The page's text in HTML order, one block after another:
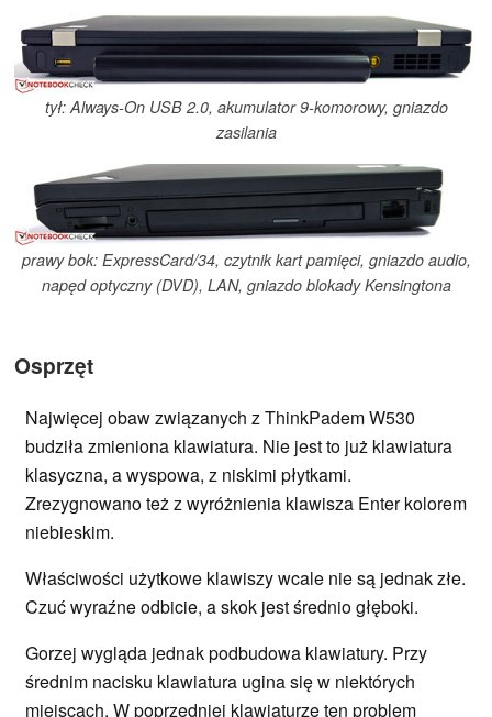
tył: Always-On USB 2.0, akumulator 9-komorowy, gniazdo
zasilania
prawy bok: ExpressCard/34, czytnik kart pamięci, gniazdo audio,
napęd optyczny (DVD), LAN, gniazdo blokady Kensingtona
Osprzęt
Najwięcej obaw związanych z ThinkPadem W530
budziła zmieniona klawiatura. Nie jest to już klawiatura
klasyczna, a wyspowa, z niskimi płytkami.
Zrezygnowano też z wyróżnienia klawisza Enter kolorem
niebieskim.
Właściwości użytkowe klawiszy wcale nie są jednak złe.
Czuć wyraźne odbicie, a skok jest średnio głęboki.
Gorzej wygląda jednak podbudowa klawiatury. Przy
średnim nacisku klawiatura ugina się w niektórych
miejscach. W poprzedniej klawiaturze ten problem